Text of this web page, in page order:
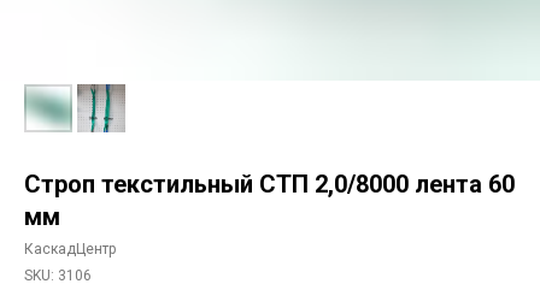
Строп текстильный СТП 2,0/8000 лента 60
мм
КаскадЦентр
SKU: 3106